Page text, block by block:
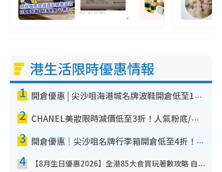
港生活限時優惠情報
1 開倉優惠 | 尖沙咀海港城名牌波鞋開倉低至1折！On鞋$899起／Joy&Peace鞋履$98起
2 CHANEL美妝限時減價低至3折！人氣粉底/唇膏/精華液低至$275！COCO香水都有平
3 開倉優惠｜尖沙咀名牌行李箱開倉低至4折！一連5日 American Tourister/ace./Hallmark $200起！
4 【8月生日優惠2026】全港85大食買玩著數攻略 自助餐/火鍋放題同行免費＋誠品/DONKI送現金券